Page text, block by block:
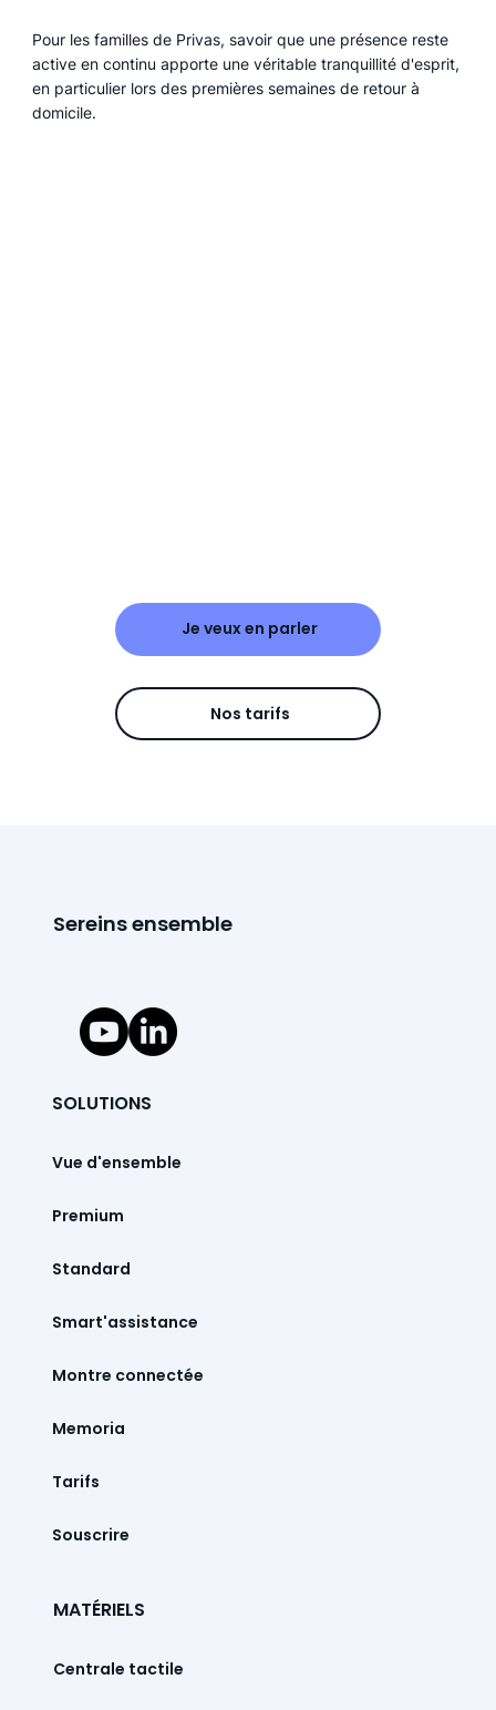
Je veux en parler
Nos tarifs
Pour les familles de Privas, savoir que une présence reste
active en continu apporte une véritable tranquillité d'esprit,
en particulier lors des premières semaines de retour à
domicile.
Sereins ensemble
SOLUTIONS
Vue d'ensemble
Premium
Standard
Smart'assistance
Montre connectée
Memoria
Tarifs
Souscrire
MATÉRIELS
Centrale tactile